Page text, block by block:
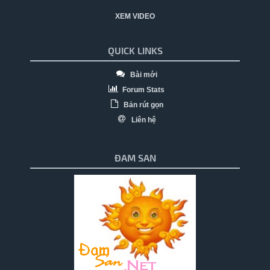
XEM VIDEO
QUICK LINKS
Bài mới
Forum Stats
Bản rút gọn
Liên hệ
ĐAM SAN